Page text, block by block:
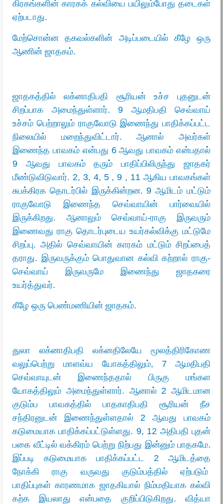
கிரகங்களின் காரகக் கல்வியை பயிலும்போது தடைகள்
ஏற்படாது.
மேற்சொன்ன தகவல்களின் அடிப்படையில் கீழே ஒரு
ஆணின் ஜாதகம்.
ஜாதகத்தில் லக்னாதிபதி சூரியன் உச்ச புதனுடன்
சிறப்பாக அமைந்துள்ளார். 9 ஆமதிபதி செவ்வாய்
உச்சம் பெற்றாலும் ராகுவோடு இணைந்து பாதிக்கப்பட்ட
நிலையில் மறைந்துவிட்டார். ஆனால் அவர்கள்
இணைந்த பாவகம் என்பது 6 ஆவது பாவகம் என்பதால்
9 ஆவது பாவகம் தரும் பாதிப்பிலிருந்து ஜாதகர்
மீண்டுவிடுவார். 2, 3, 4, 5 , 9 , 11 ஆகிய பாவகங்கள்
சுபக்கிரக தொடர்பில் இருக்கின்றன. 9 ஆமிடம் மட்டும்
ராகுவோடு இணைந்த செவ்வாயின் பார்வையில்
இருக்கிறது. ஆனாலும் செவ்வாய்-ராகு இருவரும்
இணைவது ராகு தொடர்புடைய உயர்கல்விக்கு மட்டுமே
சிறப்பு. அதில் செவ்வாயின் காரகம் மட்டும் சிறப்பைத்
தராது. இருவருக்கும் பொதுவான கல்வி கற்றால் ராகு-
செவ்வாய் இருவருமே இணைந்து ஜாதகரை
உயர்த்துவர்.
கீழே ஒரு பெண்மணியின் ஜாதகம்.
துலா லக்னாதிபதி லக்னதிலேயே மூலத்திரிகோண
வலுப்பெற்று மாளவ்ய யோகத்திலும், 7 ஆமதிபதி
செவ்வாயுடன் இணைந்ததால் பிருகு மங்கள
யோகத்திலும் அமைந்துள்ளார். ஆனால் 2 ஆமிடமான
குடும்ப பாவகத்தில் பாதகாதிபதி சூரியன் நீச
சந்திரனுடன் இணைந்துள்ளதால் 2 ஆவது பாவகம்
கடுமையாக பாதிக்கப்பட்டுள்ளது. 9, 12 அதிபதி புதன்
பகை வீட்டில் வக்கிரம் பெற்று நிற்பது இன்னும் பாதகமே.
இப்படி கடுமையாக பாதிக்கப்பட்ட 2 ஆமிடத்தை
நோக்கி ராகு வருவது குடும்பத்தில் ஏற்படும்
பாதிப்புகள் காரணமாக ஜாதகியால் நிம்மதியாக கல்வி
கற்க இயலாது என்பதை குறிப்பிடுகிறது. வித்யா